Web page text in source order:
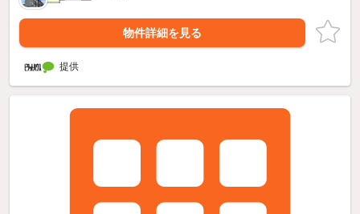
物件詳細を見る
提供